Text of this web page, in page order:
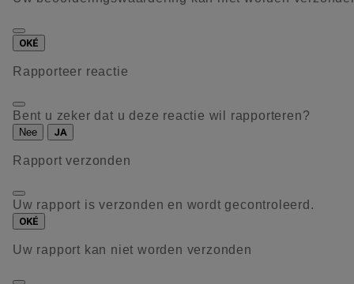
OKÉ
Rapporteer reactie
Bent u zeker dat u deze reactie wil rapporteren?
Nee JA
Rapport verzonden
Uw rapport is verzonden en wordt gecontroleerd.
OKÉ
Uw rapport kan niet worden verzonden